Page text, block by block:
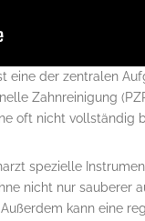
eine der zentralen
Zahnreinigung
oft nicht vollständig
spezielle
nicht nur sauberer
kann eine